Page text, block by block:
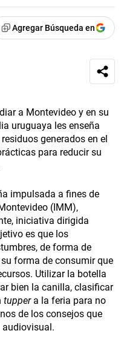
Agregar Búsqueda en
a Montevideo y en su
uruguaya les enseña
generados en el
para reducir su
impulsada a fines de
(IMM),
iniciativa dirigida
es que los
de forma de
forma de consumir que
Utilizar la botella
bien la canilla, clasificar
tuppera la feria para no
de los consejos que
audiovisual.